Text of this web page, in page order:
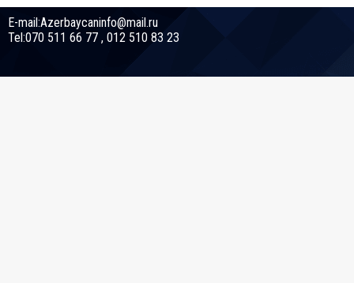
E-mail:Azerbaycaninfo@mail.ru
Tel:070 511 66 77 , 012 510 83 23